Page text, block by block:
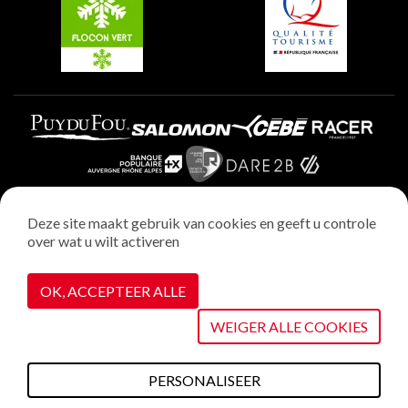
Plagne Aime 2000
Wettelijke vermeldingen
Privacybeleid
Realisatie : StudioJuillet
Cookiebeheer
Deze site maakt gebruik van cookies en geeft u controle
over wat u wilt activeren
OK, ACCEPTEER ALLE
WEIGER ALLE COOKIES
PERSONALISEER